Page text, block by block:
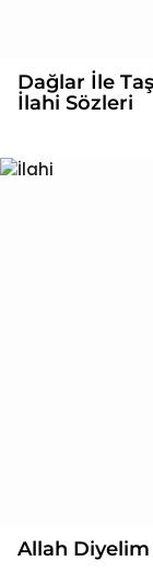
Dağlar İle
İlahi Sözleri
Allah